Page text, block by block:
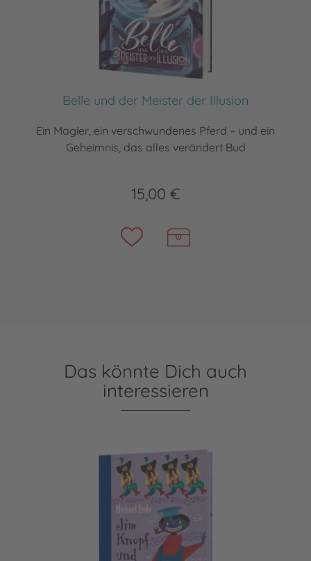
Belle und der Meister der Illusion
Ein Magier, ein verschwundenes Pferd – und ein
Geheimnis, das alles verändert Bud
15,00 €
Das könnte Dich auch
interessieren
Jim Knopf: Jim Knopf und die Wilde 13